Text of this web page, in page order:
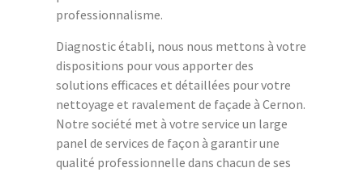
professionnalisme.
Diagnostic établi, nous nous mettons à votre
dispositions pour vous apporter des
solutions efficaces et détaillées pour votre
nettoyage et ravalement de façade à Cernon.
Notre société met à votre service un large
panel de services de façon à garantir une
qualité professionnelle dans chacun de ses